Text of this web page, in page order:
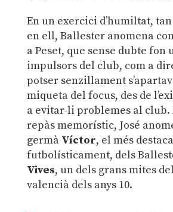
En un exercici d’humiltat,
en ell, Ballester anomena
a Peset, que sense dubte fon
impulsors del club, com a
potser senzillament
miqueta del focus, des de
a evitar-li problemes al club.
repàs memorístic, José
germà Víctor, el més
futbolísticament, dels
Vives, un dels grans mites
valencià dels anys 10.